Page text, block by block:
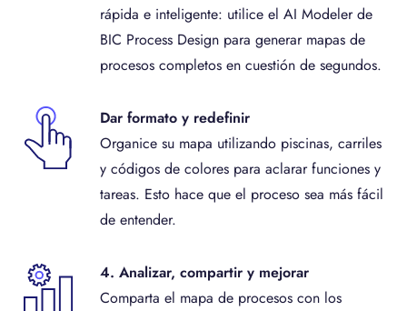
rápida e inteligente: utilice el AI Modeler de
BIC Process Design para generar mapas de
procesos completos en cuestión de segundos.
Dar formato y redefinir
Organice su mapa utilizando piscinas, carriles
y códigos de colores para aclarar funciones y
tareas. Esto hace que el proceso sea más fácil
de entender.
4. Analizar, compartir y mejorar
Comparta el mapa de procesos con los